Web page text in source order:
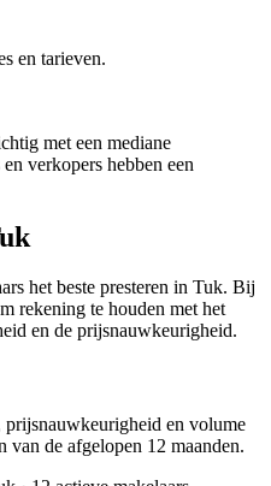
en tarieven.
met een mediane
verkopers hebben een
het beste presteren in Tuk. Bij
rekening te houden met het
en de prijsnauwkeurigheid.
en volume
de afgelopen 12 maanden.